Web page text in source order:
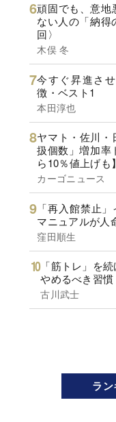
頑固でも、意
ない人の「納得
回〉
木俣 冬
今すぐ昇進さ
徴・ベスト1
本田淳也
ヤマト・佐川
扱個数」増加率
ら10％値上げも】
カーゴニュース
「再入館禁止
マニュアルが人
窪田順生
「筋トレ」を
やめるべき習
古川武士
ラ